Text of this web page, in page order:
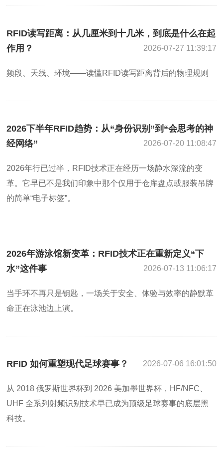
RFID读写距离：从几厘米到十几米，到底是什么在起
作用？
2026-07-27 11:39:17
频段、天线、环境——读懂RFID读写距离背后的物理规则
2026下半年RFID趋势：从“身份识别”到“会思考的神
经网络”
2026-07-20 11:08:47
2026年行已过半，RFID技术正在经历一场静水深流的变
革。它早已不是我们印象中那个仅用于仓库盘点或服装吊牌
的简单“电子标签”。
2026年游泳馆新变革：RFID技术正在重新定义“下
水”这件事
2026-07-13 11:06:17
当手环不再只是钥匙，一场关于安全、体验与效率的静默革
命正在泳池边上演。
RFID 如何重塑现代足球赛事？ 2026-07-06 16:01:50
从 2018 俄罗斯世界杯到 2026 美加墨世界杯，HF/NFC、
UHF 全系列射频识别技术早已成为顶级足球赛事的底层黑
科技。